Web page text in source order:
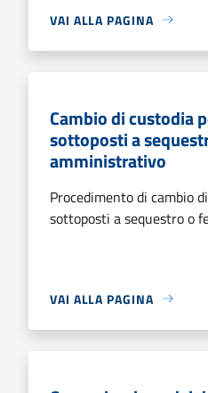
VAI ALLA PAGINA
Cambio di custodia
sottoposti a
amministrativo
Procedimento di cambio
sottoposti a sequestro o
VAI ALLA PAGINA